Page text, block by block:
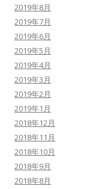
2019年8月
2019年7月
2019年6月
2019年5月
2019年4月
2019年3月
2019年2月
2019年1月
2018年12月
2018年11月
2018年10月
2018年9月
2018年8月